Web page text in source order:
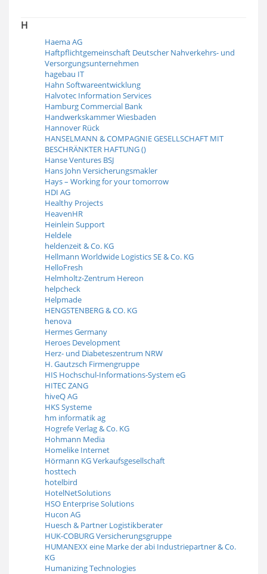
H
Haema AG
Haftpflichtgemeinschaft Deutscher Nahverkehrs- und
Versorgungsunternehmen
hagebau IT
Hahn Softwareentwicklung
Halvotec Information Services
Hamburg Commercial Bank
Handwerkskammer Wiesbaden
Hannover Rück
HANSELMANN & COMPAGNIE GESELLSCHAFT MIT
BESCHRÄNKTER HAFTUNG ()
Hanse Ventures BSJ
Hans John Versicherungsmakler
Hays – Working for your tomorrow
HDI AG
Healthy Projects
HeavenHR
Heinlein Support
Heldele
heldenzeit & Co. KG
Hellmann Worldwide Logistics SE & Co. KG
HelloFresh
Helmholtz-Zentrum Hereon
helpcheck
Helpmade
HENGSTENBERG & CO. KG
henova
Hermes Germany
Heroes Development
Herz- und Diabeteszentrum NRW
H. Gautzsch Firmengruppe
HIS Hochschul-Informations-System eG
HITEC ZANG
hiveQ AG
HKS Systeme
hm informatik ag
Hogrefe Verlag & Co. KG
Hohmann Media
Homelike Internet
Hörmann KG Verkaufsgesellschaft
hosttech
hotelbird
HotelNetSolutions
HSO Enterprise Solutions
Hucon AG
Huesch & Partner Logistikberater
HUK-COBURG Versicherungsgruppe
HUMANEXX eine Marke der abi Industriepartner & Co.
KG
Humanizing Technologies